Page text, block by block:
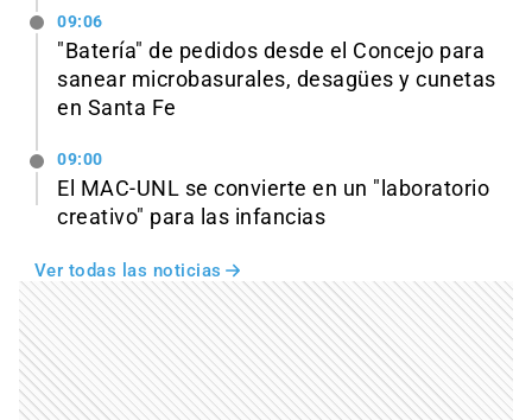
09:06
"Batería" de pedidos desde el Concejo para
sanear microbasurales, desagües y cunetas
en Santa Fe
09:00
El MAC-UNL se convierte en un "laboratorio
creativo" para las infancias
Ver todas las noticias